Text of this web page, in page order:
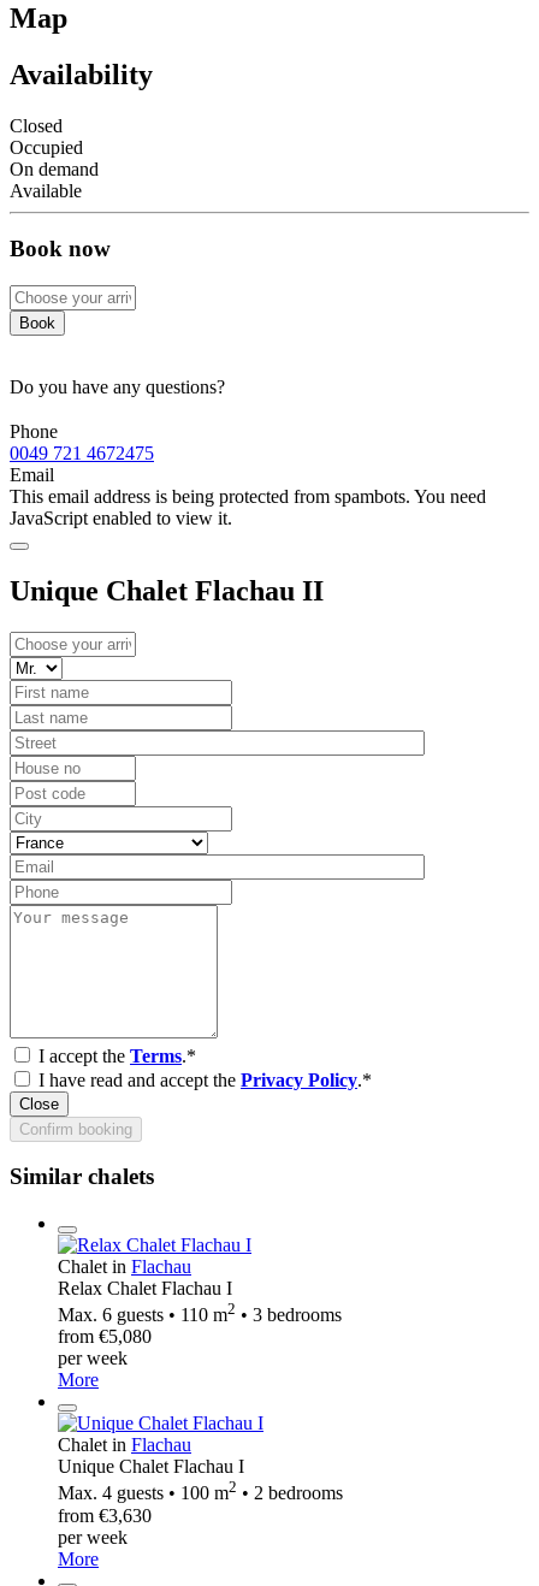
Map
Availability
Closed
Occupied
On demand
Available
Book now
Book
Do you have any questions?
Phone
0049 721 4672475
Email
This email address is being protected from spambots. You need
JavaScript enabled to view it.
Unique Chalet Flachau II
I accept the Terms.*
I have read and accept the Privacy Policy.*
Close
Confirm booking
Similar chalets
Chalet in Flachau
Relax Chalet Flachau I
Max. 6 guests • 110 m2 • 3 bedrooms
from €5,080
per week
More
Chalet in Flachau
Unique Chalet Flachau I
Max. 4 guests • 100 m2 • 2 bedrooms
from €3,630
per week
More